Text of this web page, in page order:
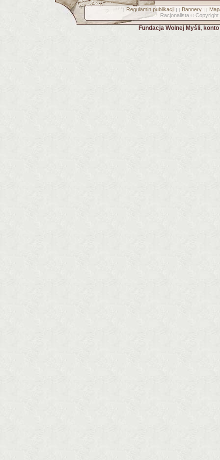
[ Regulamin publikacji] [ Bannery] [
Racjonalista © Copyright
Fundacja Wolnej Myśli,